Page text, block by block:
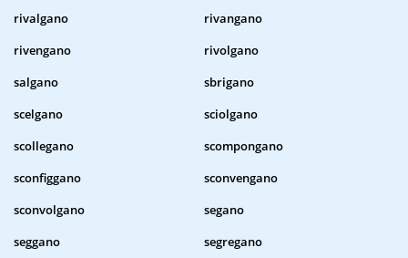
rivalgano
rivangano
rivengano
rivolgano
salgano
sbrigano
scelgano
sciolgano
scollegano
scompongano
sconfiggano
sconvengano
sconvolgano
segano
seggano
segregano